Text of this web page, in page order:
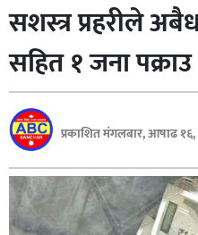
कुटनीती
अर्थ
रसरङ्ग
यौन/
स्वास्थ्य
भिडियो
बिशेष
सशस्त्र प्रहरीले
सहित १ जना पक्राउ
प्रकाशित मंगलबार, आषाढ